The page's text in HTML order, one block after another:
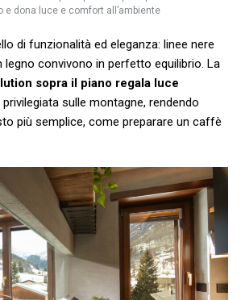
e dona luce e comfort all’ambiente
di funzionalità ed eleganza: linee nere
legno convivono in perfetto equilibrio. La
sopra il piano regala luce
sulle montagne, rendendo
più semplice, come preparare un caffè